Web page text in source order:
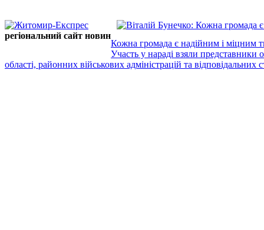
регіональний сайт новин
Кожна громада є надійним і міцним
Участь у нараді взяли представники
області, районних військових адміністрацій та відповідальних